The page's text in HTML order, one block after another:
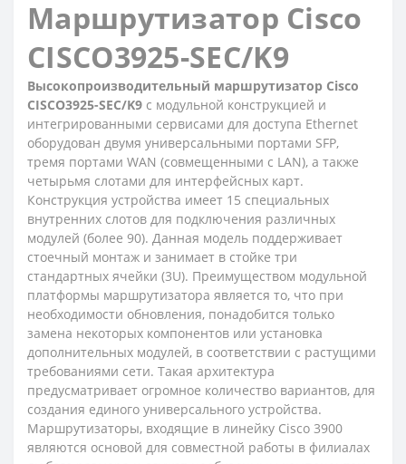
Маршрутизатор Cisco
CISCO3925-SEC/K9
Высокопроизводительный маршрутизатор Cisco
CISCO3925-SEC/K9 с модульной конструкцией и
интегрированными сервисами для доступа Ethernet
оборудован двумя универсальными портами SFP,
тремя портами WAN (совмещенными с LAN), а также
четырьмя слотами для интерфейсных карт.
Конструкция устройства имеет 15 специальных
внутренних слотов для подключения различных
модулей (более 90). Данная модель поддерживает
стоечный монтаж и занимает в стойке три
стандартных ячейки (3U). Преимуществом модульной
платформы маршрутизатора является то, что при
необходимости обновления, понадобится только
замена некоторых компонентов или установка
дополнительных модулей, в соответствии с растущими
требованиями сети. Такая архитектура
предусматривает огромное количество вариантов, для
создания единого универсального устройства.
Маршрутизаторы, входящие в линейку Cisco 3900
являются основой для совместной работы в филиалах